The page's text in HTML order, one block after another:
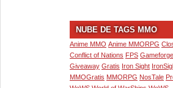
NUBE DE TAGS MMO
Anime MMO Anime MMORPG
Conflict of Nations FPS Gameforge
Giveaway Gratis Iron Sight
MMOGratis MMORPG NosTale